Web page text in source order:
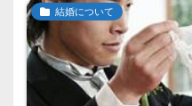
結婚について